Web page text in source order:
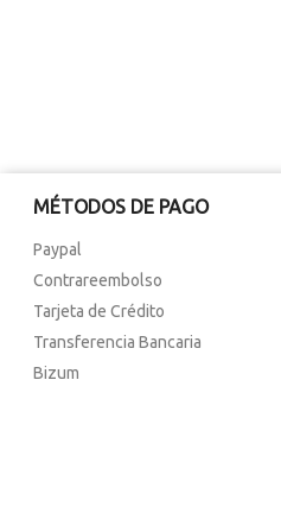
MÉTODOS DE PAGO
Paypal
Contrareembolso
Tarjeta de Crédito
Transferencia Bancaria
Bizum